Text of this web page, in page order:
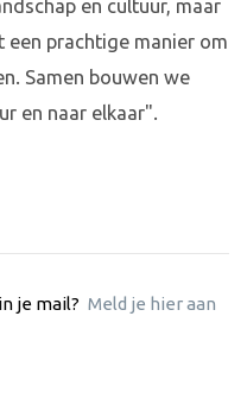
en cultuur, maar
prachtige manier om
Samen bouwen we
en naar elkaar".
je mail? Meld je hier aan